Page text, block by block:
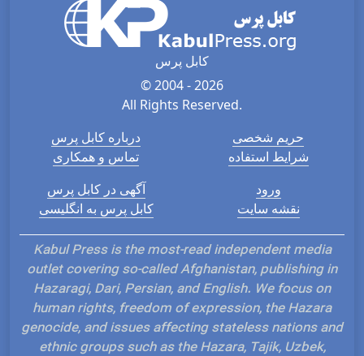
کابل پرس
© 2004 - 2026
All Rights Reserved.
درباره کابل پرس
تماس و همکاری
حریم شخصی
شرایط استفاده
آگهی در کابل پرس
کابل پرس به انگلیسی
ورود
نقشه سایت
Kabul Press is the most-read independent media
outlet covering so-called Afghanistan, publishing in
Hazaragi, Dari, Persian, and English. We focus on
human rights, freedom of expression, the Hazara
genocide, and issues affecting stateless nations and
ethnic groups such as the Hazara, Tajik, Uzbek,